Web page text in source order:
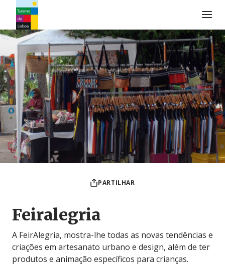
Logo do Turismo de Lisboa
PARTILHAR
Feiralegria
A FeirAlegria, mostra-lhe todas as novas tendências e
criações em artesanato urbano e design, além de ter
produtos e animação específicos para crianças.